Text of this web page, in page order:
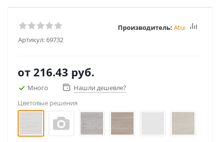
Артикул:69732
Производитель: Atum Pro
от 216.43 руб.
Много
Нашли дешевле?
Цветовые решения